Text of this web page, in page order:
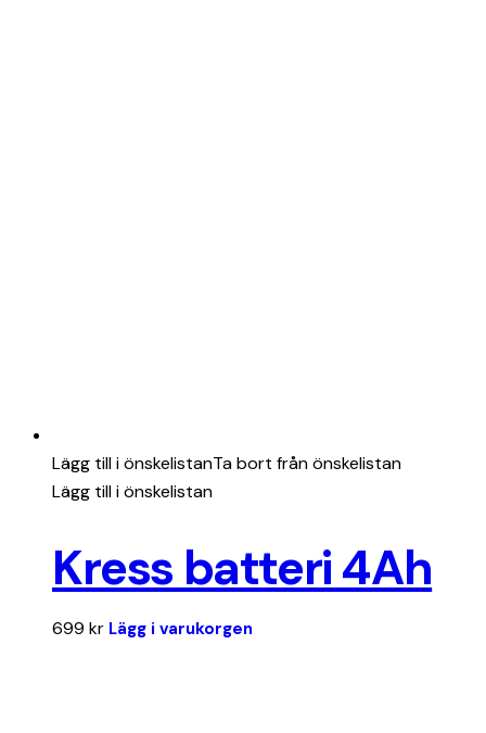
Lägg till i önskelistanTa bort från önskelistan
Lägg till i önskelistan
Kress batteri 4Ah
699 kr Lägg i varukorgen